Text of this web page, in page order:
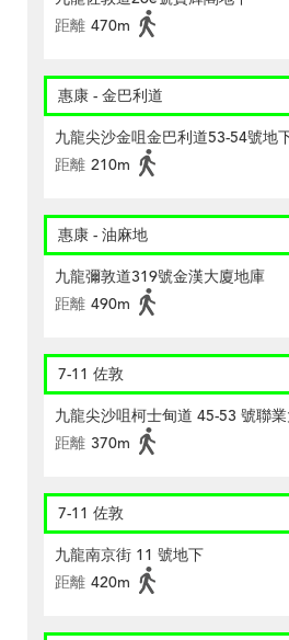
距離 470m
惠康 - 金巴利道
九龍尖沙金咀金巴利道53-54號地
距離 210m
惠康 - 油麻地
九龍彌敦道319號金漢大廈地庫
距離 490m
7-11 佐敦
九龍尖沙咀柯士甸道 45-53 號聯
距離 370m
7-11 佐敦
九龍南京街 11 號地下
距離 420m